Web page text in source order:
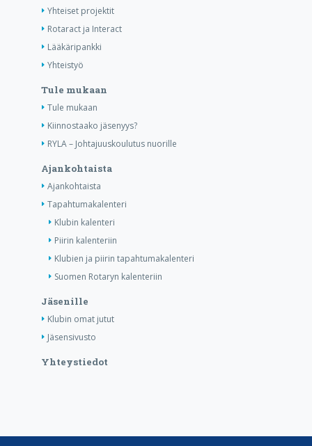
Yhteiset projektit
Rotaract ja Interact
Lääkäripankki
Yhteistyö
Tule mukaan
Tule mukaan
Kiinnostaako jäsenyys?
RYLA – Johtajuuskoulutus nuorille
Ajankohtaista
Ajankohtaista
Tapahtumakalenteri
Klubin kalenteri
Piirin kalenteriin
Klubien ja piirin tapahtumakalenteri
Suomen Rotaryn kalenteriin
Jäsenille
Klubin omat jutut
Jäsensivusto
Yhteystiedot